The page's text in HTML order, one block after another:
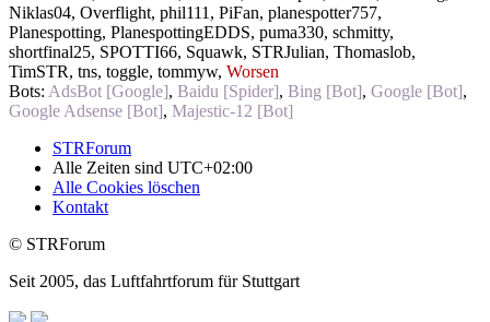
Niklas04, Overflight, phil111 , PiFan, planespotter757,
Planespotting, PlanespottingEDDS, puma330, schmitty,
shortfinal25, SPOTTI66, Squawk, STRJulian, Thomaslob,
TimSTR, tns, toggle, tommyw, Worsen
Bots: AdsBot [Google], Baidu [Spider], Bing [Bot], Google [Bot],
Google Adsense [Bot], Majestic-12 [Bot]
STRForum
Alle Zeiten sind UTC+02:00
Alle Cookies löschen
Kontakt
© STRForum
Seit 2005, das Luftfahrtforum für Stuttgart